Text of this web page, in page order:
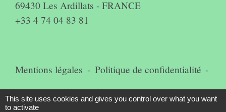
69430 Les Ardillats - FRANCE
+33 4 74 04 83 81
Mentions légales - Politique de confidentialité -
Accessibilité - Plan du site -
This site uses cookies and gives you control over what you want
to activate